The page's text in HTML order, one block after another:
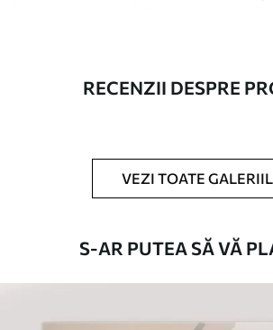
Puteți adăuga un strat
Standard
RECENZII DESPRE
VEZI TOATE
S-AR PUTEA SĂ VĂ